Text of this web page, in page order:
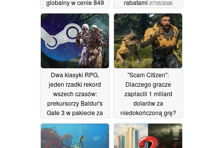
globalny w cenie 849
USD27/05/2026
rabatami 27/05/2026
Dwa klasyki RPG,
jeden rzadki rekord
wszech czasów:
prekursorzy Baldur's
Gate 3 w pakiecie za
10 USD zamiast 60
USD na Steamie
26/05/2026
"Scam Citizen":
Dlaczego gracze
zapłacili 1 miliard
dolarów za
niedokończoną grę?
26/05/2026